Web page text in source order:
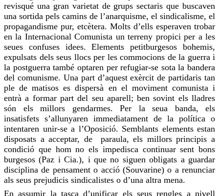
revisqué una gran varietat de grups sectaris que buscaven
una sortida pels camins de l’anarquisme, el sindicalisme, el
propagandisme pur, etcètera. Molts d’ells esperaven trobar
en la Internacional Comunista un terreny propici per a les
seues confuses idees. Elements petitburgesos bohemis,
expulsats dels seus llocs per les commocions de la guerra i
la postguerra també optaren per refugiar-se sota la bandera
del comunisme. Una part d’aquest exèrcit de partidaris tan
ple de matisos es dispersà en el moviment comunista i
entrà a formar part del seu aparell; ben sovint els lladres
són els millors gendarmes. Per la seua banda, els
insatisfets s’allunyaren immediatament de la política o
intentaren unir-se a l’Oposició. Semblants elements estan
disposats a acceptar, de paraula, els millors principis a
condició que hom no els impedisca continuar sent bons
burgesos (Paz i Cia.), i que no siguen obligats a guardar
disciplina de pensament o acció (Souvarine) o a renunciar
als seus prejudicis sindicalistes o d’una altra mena.
En assumir la tasca d’unificar els seus rengles a nivell